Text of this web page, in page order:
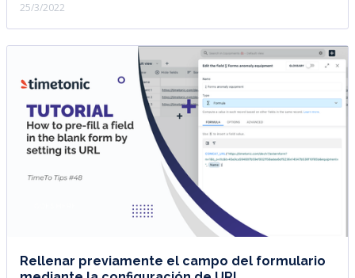
25/3/2022
Rellenar previamente el campo del formulario